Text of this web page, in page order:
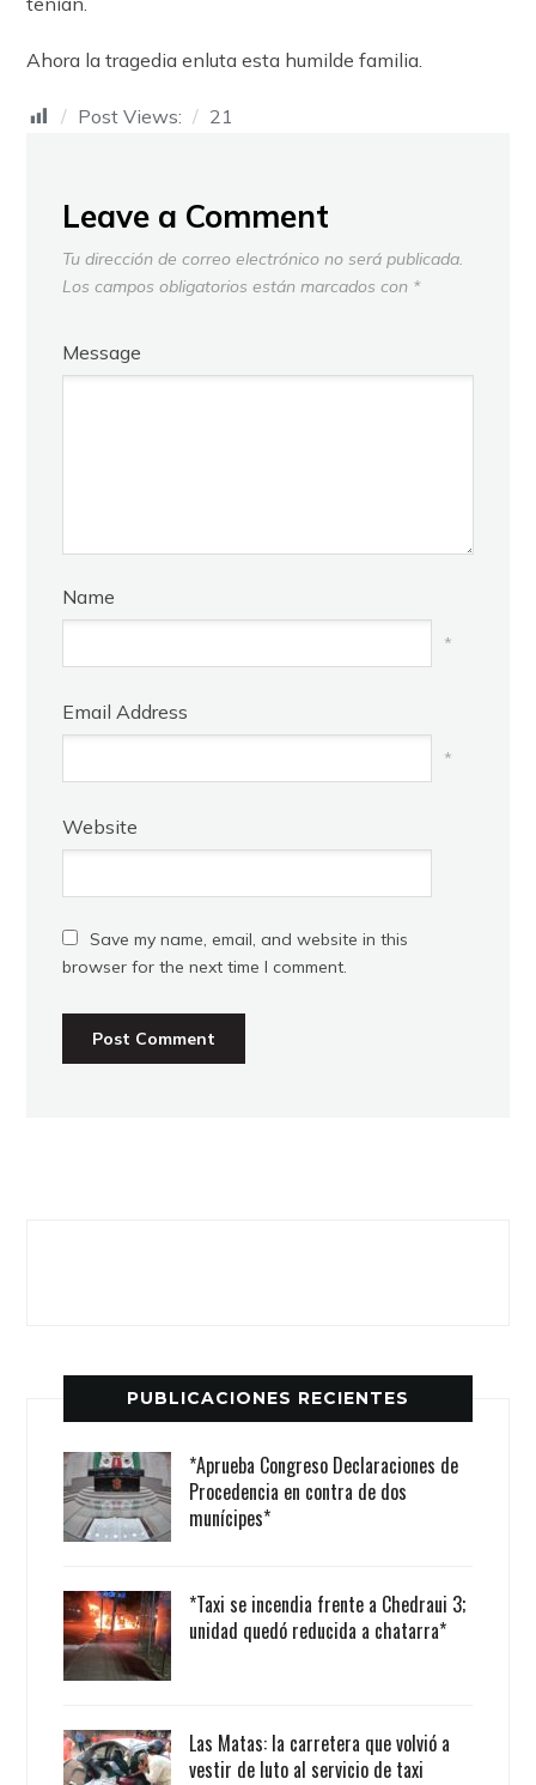
Ahora la tragedia enluta esta humilde familia.
Post Views: 21
Leave a Comment
Tu dirección de correo electrónico no será publicada.
Los campos obligatorios están marcados con *
Message
Name
*
Email Address
*
Website
Save my name, email, and website in this
browser for the next time I comment.
PUBLICACIONES RECIENTES
*Aprueba Congreso Declaraciones de
Procedencia en contra de dos
munícipes*
*Taxi se incendia frente a Chedraui 3;
unidad quedó reducida a chatarra*
Las Matas: la carretera que volvió a
vestir de luto al servicio de taxi